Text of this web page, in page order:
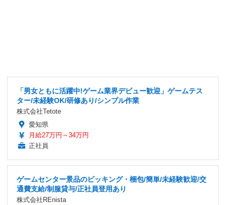
「男女ともに活躍中!ゲーム業界デビュー歓迎」ゲームテス
ター/未経験OK/研修あり/シンプル作業
株式会社Tetote
愛知県
月給27万円～34万円
正社員
ゲームセンター景品のピッキング・梱包/簡単/未経験歓迎/交
通費支給/制服貸与/正社員登用あり
株式会社REnista